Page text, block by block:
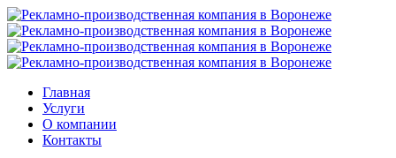
Главная
Услуги
О компании
Контакты